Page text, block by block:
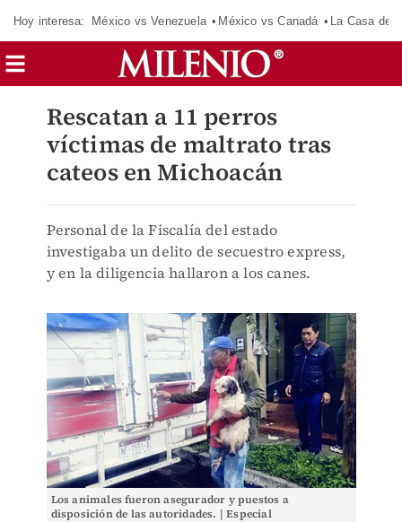
Hoy interesa: México vs Venezuela México vs Canadá La Casa de
Rescatan a 11 perros
víctimas de maltrato tras
cateos en Michoacán
Personal de la Fiscalía del estado
investigaba un delito de secuestro express,
y en la diligencia hallaron a los canes.
Los animales fueron asegurador y puestos a
disposición de las autoridades. | Especial